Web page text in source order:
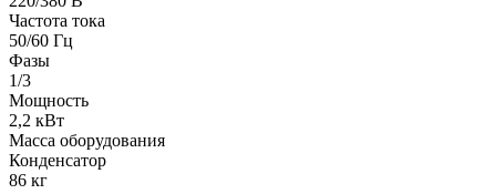
Частота тока
50/60 Гц
Фазы
1/3
Мощность
2,2 кВт
Масса оборудования
Конденсатор
86 кг